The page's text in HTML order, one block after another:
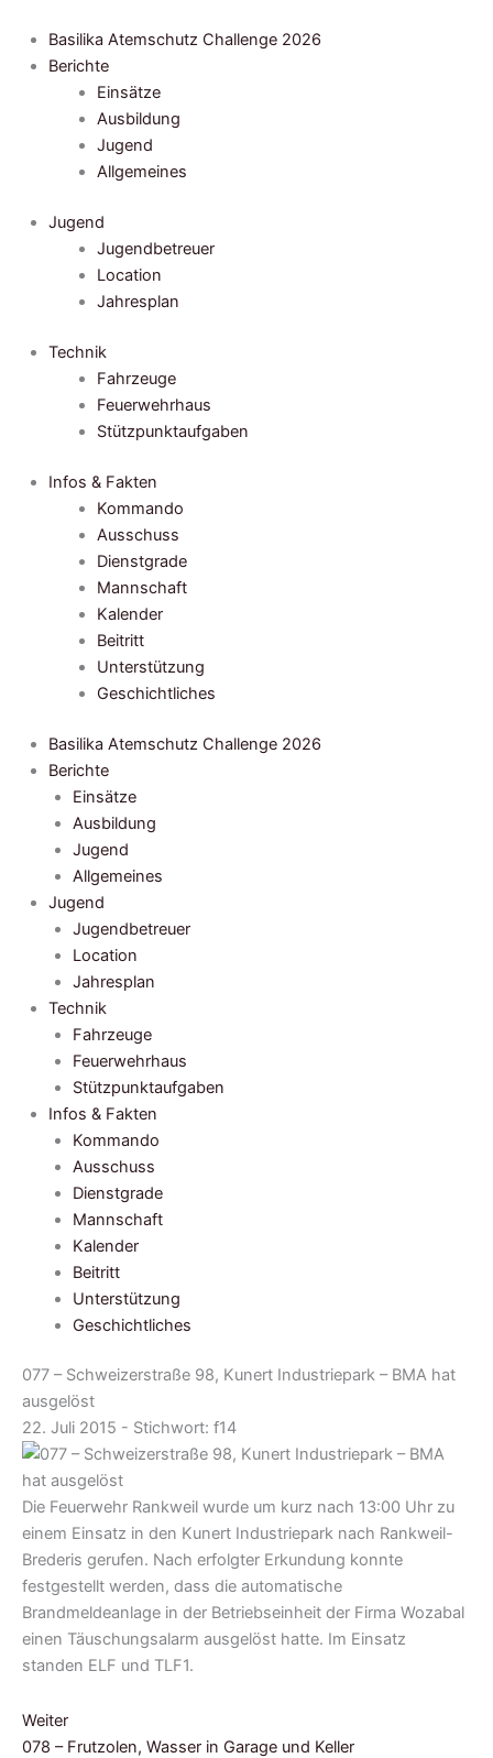
Inhalt
springen
Basilika Atemschutz Challenge 2026
Berichte
Einsätze
Ausbildung
Jugend
Allgemeines
Jugend
Jugendbetreuer
Location
Jahresplan
Technik
Fahrzeuge
Feuerwehrhaus
Stützpunktaufgaben
Infos & Fakten
Kommando
Ausschuss
Dienstgrade
Mannschaft
Kalender
Beitritt
Unterstützung
Geschichtliches
Basilika Atemschutz Challenge 2026
Berichte
Einsätze
Ausbildung
Jugend
Allgemeines
Jugend
Jugendbetreuer
Location
Jahresplan
Technik
Fahrzeuge
Feuerwehrhaus
Stützpunktaufgaben
Infos & Fakten
Kommando
Ausschuss
Dienstgrade
Mannschaft
Kalender
Beitritt
Unterstützung
Geschichtliches
077 – Schweizerstraße 98, Kunert Industriepark – BMA hat
ausgelöst
22. Juli 2015 - Stichwort: f14
Die Feuerwehr Rankweil wurde um kurz nach 13:00 Uhr zu
einem Einsatz in den Kunert Industriepark nach Rankweil-
Brederis gerufen. Nach erfolgter Erkundung konnte
festgestellt werden, dass die automatische
Brandmeldeanlage in der Betriebseinheit der Firma Wozabal
einen Täuschungsalarm ausgelöst hatte. Im Einsatz
standen ELF und TLF1.
Weiter
078 – Frutzolen, Wasser in Garage und Keller